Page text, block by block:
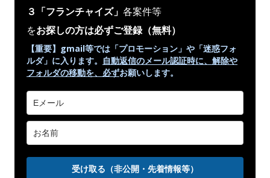
３「フランチャイズ」 各案件等
をお探しの方は必ずご登録（無料）
【重要】gmail等では「プロモーション」や 「迷惑フォ
ルダ」 に入ります。 自動返信のメール認証時に、解除や
フォルダの移動を、 必ずお願いします。
受け取る（非公開・先着情報等）